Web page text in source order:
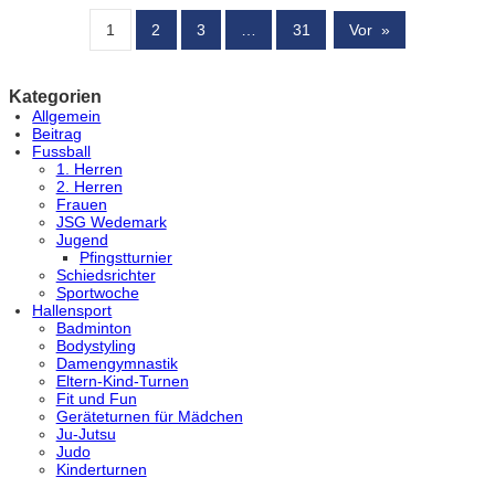
1 2 3 … 31 Vor »
Kategorien
Allgemein
Beitrag
Fussball
1. Herren
2. Herren
Frauen
JSG Wedemark
Jugend
Pfingstturnier
Schiedsrichter
Sportwoche
Hallensport
Badminton
Bodystyling
Damengymnastik
Eltern-Kind-Turnen
Fit und Fun
Geräteturnen für Mädchen
Ju-Jutsu
Judo
Kinderturnen